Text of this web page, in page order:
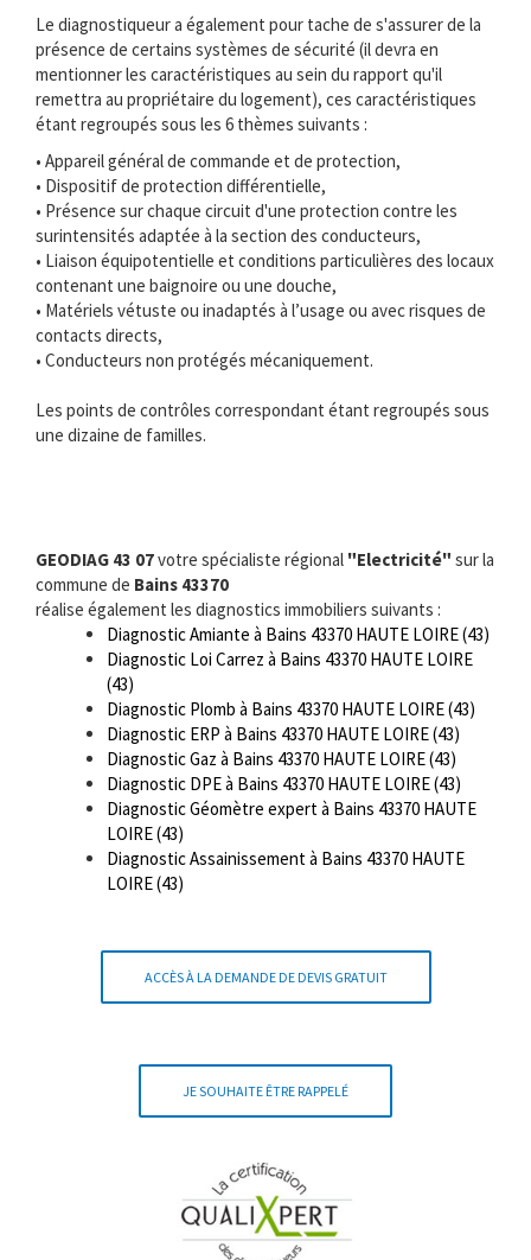
Le diagnostiqueur a également pour tache de s'assurer de la
présence de certains systèmes de sécurité (il devra en
mentionner les caractéristiques au sein du rapport qu'il
remettra au propriétaire du logement), ces caractéristiques
étant regroupés sous les 6 thèmes suivants :
• Appareil général de commande et de protection,
• Dispositif de protection différentielle,
• Présence sur chaque circuit d'une protection contre les
surintensités adaptée à la section des conducteurs,
• Liaison équipotentielle et conditions particulières des locaux
contenant une baignoire ou une douche,
• Matériels vétuste ou inadaptés à l’usage ou avec risques de
contacts directs,
• Conducteurs non protégés mécaniquement.
Les points de contrôles correspondant étant regroupés sous
une dizaine de familles.
GEODIAG 43 07votre spécialiste régional "Electricité" sur la
commune de Bains 43370
réalise également les diagnostics immobiliers suivants :
Diagnostic Amiante à Bains 43370 HAUTE LOIRE (43)
Diagnostic Loi Carrez à Bains 43370 HAUTE LOIRE
(43)
Diagnostic Plomb à Bains 43370 HAUTE LOIRE (43)
Diagnostic ERP à Bains 43370 HAUTE LOIRE (43)
Diagnostic Gaz à Bains 43370 HAUTE LOIRE (43)
Diagnostic DPE à Bains 43370 HAUTE LOIRE (43)
Diagnostic Géomètre expert à Bains 43370 HAUTE
LOIRE (43)
Diagnostic Assainissement à Bains 43370 HAUTE
LOIRE (43)
ACCÈS À LA DEMANDE DE DEVIS GRATUIT
JE SOUHAITE ÊTRE RAPPELÉ